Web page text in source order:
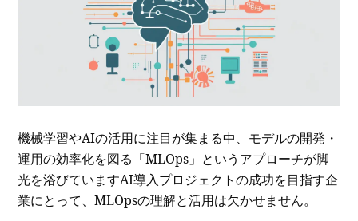
機械学習やAIの活用に注目が集まる中、モデルの開発・
運用の効率化を図る「MLOps」というアプローチが脚
光を浴びていますAI導入プロジェクトの成功を目指す企
業にとって、MLOpsの理解と活用は欠かせません。